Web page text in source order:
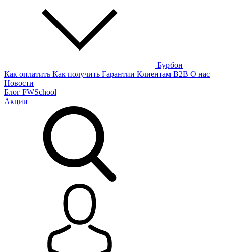
Бурбон
Как оплатить Как получить Гарантии Клиентам B2B О нас
Новости
Блог FWSchool
Акции